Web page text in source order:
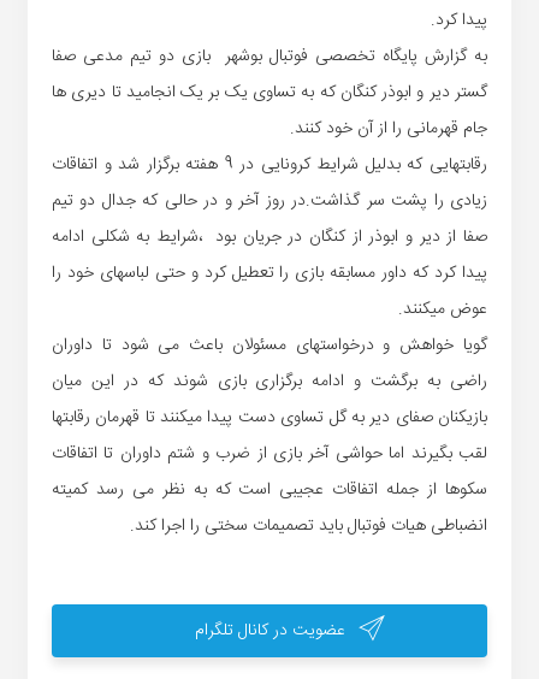
پیدا کرد.
به گزارش پایگاه تخصصی فوتبال بوشهر بازی دو تیم مدعی صفا
گستر دیر و ابوذر کنگان که به تساوی یک بر یک انجامید تا دیری ها
جام قهرمانی را از آن خود کنند.
رقابتهایی که بدلیل شرایط کرونایی در 9 هفته برگزار شد و اتفاقات
زیادی را پشت سر گذاشت.در روز آخر و در حالی که جدال دو تیم
صفا از دیر و ابوذر از کنگان در جریان بود ،شرایط به شکلی ادامه
پیدا کرد که داور مسابقه بازی را تعطیل کرد و حتی لباسهای خود را
عوض میکنند.
گویا خواهش و درخواستهای مسئولان باعث می شود تا داوران
راضی به برگشت و ادامه برگزاری بازی شوند که در این میان
بازیکنان صفای دیر به گل تساوی دست پیدا میکنند تا قهرمان رقابتها
لقب بگیرند اما حواشی آخر بازی از ضرب و شتم داوران تا اتفاقات
سکوها از جمله اتفاقات عجیبی است که به نظر می رسد کمیته
انضباطی هیات فوتبال باید تصمیمات سختی را اجرا کند.
عضویت در کانال تلگرام